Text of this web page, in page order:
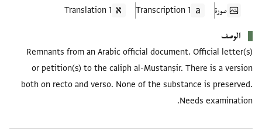
صورة
1 Transcription
1 Translation
الوصف
Remnants from an Arabic official document. Official letter(s)
or petition(s) to the caliph al-Mustanṣir. There is a version
both on recto and verso. None of the substance is preserved.
Needs examination.